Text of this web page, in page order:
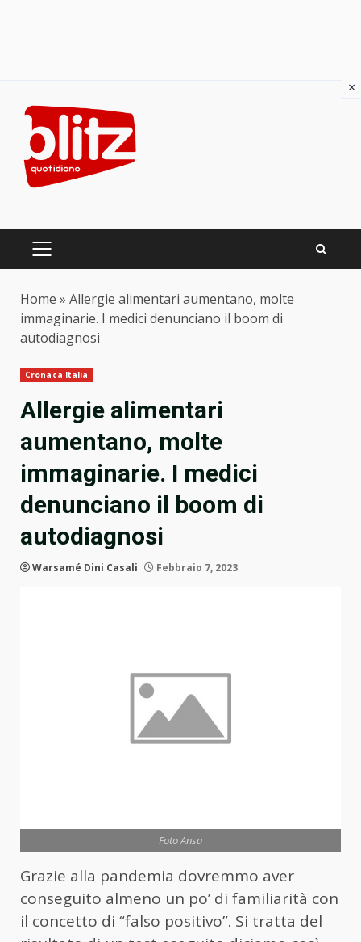
content
PRIMARY
Home » Allergie alimentari aumentano, molte
immaginarie. I medici denunciano il boom di
autodiagnosi
Cronaca Italia
Allergie alimentari
aumentano, molte
immaginarie. I medici
denunciano il boom di
autodiagnosi
Warsamé Dini Casali Febbraio 7, 2023
Foto Ansa
Grazie alla pandemia dovremmo aver
conseguito almeno un po’ di familiarità con
il concetto di “falso positivo”. Si tratta del
×